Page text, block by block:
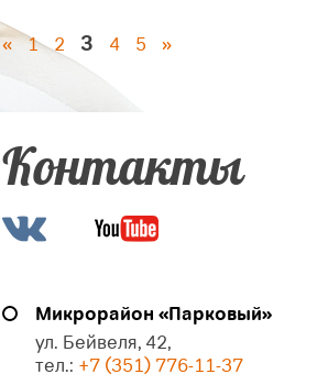
« 1 2 3 4 5 »
Контакты
Микрорайон «Парковый»
ул. Бейвеля, 42,
тел.: +7 (351) 776-11-37